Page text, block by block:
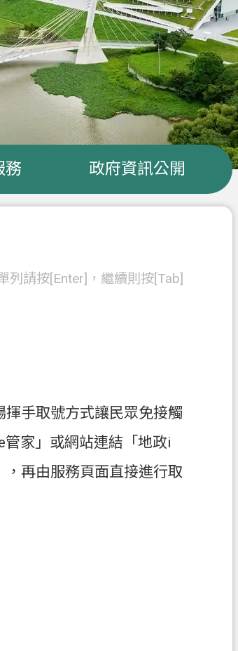
務 政府資訊公開
列請按[Enter]，繼續則按[Tab]
手取號方式讓民眾免接觸
家」或網站連結「地政i
再由服務頁面直接進行取